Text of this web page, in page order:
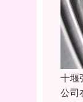
十堰
公司